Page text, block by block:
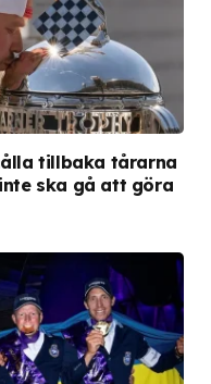
tillbaka tårarna
ska gå att göra